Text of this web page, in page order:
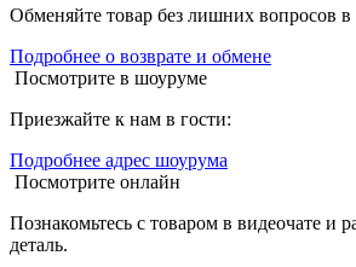
Обменяйте товар без лишних вопросов в
Подробнее о возврате и обмене
Посмотрите в шоуруме
Приезжайте к нам в гости:
Подробнее адрес шоурума
Посмотрите онлайн
Познакомьтесь с товаром в видеочате и
деталь.